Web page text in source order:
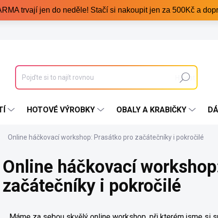
trvají jen do neděle! Stačí si nakoupit jen za 500Kč a
Hledat
HOTOVÉ VÝROBKY OBALY A KRABIČKY
Online háčkovací workshop: Prasátko pro začátečníky i pokročilé
Online háčkovací
začátečníky i pokročilé